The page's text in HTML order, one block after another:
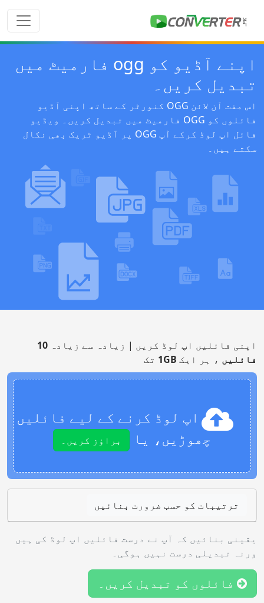
اپنے آڈیو کو ogg فارمیٹ میں
تبدیل کریں۔
اس مفت آن لائن OGG کنورٹر کے ساتھ اپنی آڈیو
فائلوں کو OGG فارمیٹ میں تبدیل کریں۔ ویڈیو
فائل اپ لوڈ کرکے آپ OGG پر آڈیو ٹریک بھی نکال
سکتے ہیں۔
اپنی فائلیں اپ لوڈ کریں | زیادہ سے زیادہ 10
فائلیں ، ہر ایک 1GB تک
اپ لوڈ کرنے کے لیے فائلیں
چھوڑیں، یا
براؤز کریں۔
ترتیبات کو حسب ضرورت بنائیں
یقینی بنائیں کہ آپ نے درست فائلیں اپ لوڈ کی ہیں
ورنہ تبدیلی درست نہیں ہوگی۔
فائلوں کو تبدیل کریں۔